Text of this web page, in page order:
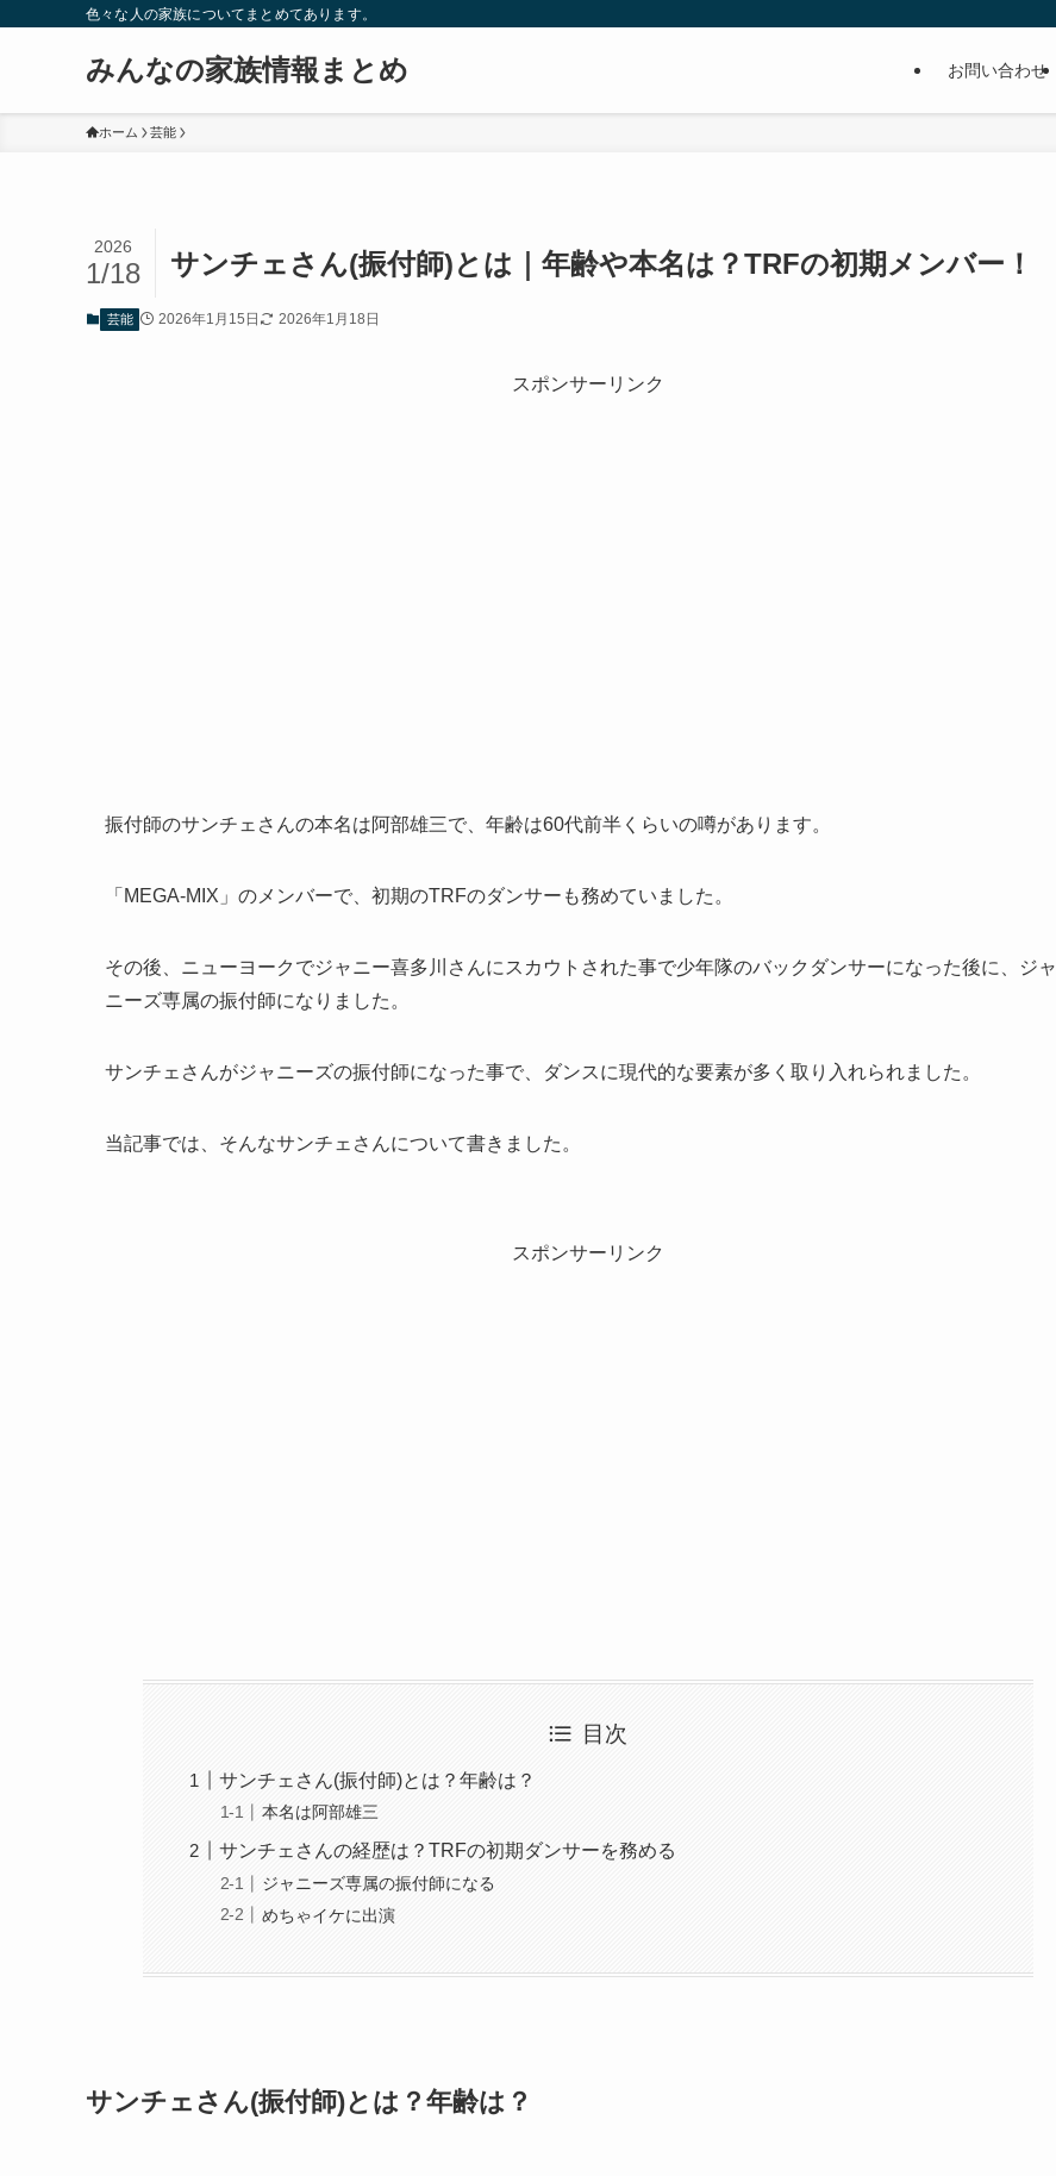
色々な人の家族についてまとめてあります。
みんなの家族情報まとめ お問い合わせ
ホーム 芸能
サンチェさん(振付師)とは｜年齢や本名は？TRFの初期メンバー！
2026
1/18
芸能 2026年1月15日 2026年1月18日
スポンサーリンク
振付師のサンチェさんの本名は阿部雄三で、年齢は60代前半くらいの噂があります。
「MEGA-MIX」のメンバーで、初期のTRFのダンサーも務めていました。
その後、ニューヨークでジャニー喜多川さんにスカウトされた事で少年隊のバックダンサーになった後に、ジャ
ニーズ専属の振付師になりました。
サンチェさんがジャニーズの振付師になった事で、ダンスに現代的な要素が多く取り入れられました。
当記事では、そんなサンチェさんについて書きました。
スポンサーリンク
目次
サンチェさん(振付師)とは？年齢は？
本名は阿部雄三
サンチェさんの経歴は？TRFの初期ダンサーを務める
ジャニーズ専属の振付師になる
めちゃイケに出演
サンチェさん(振付師)とは？年齢は？